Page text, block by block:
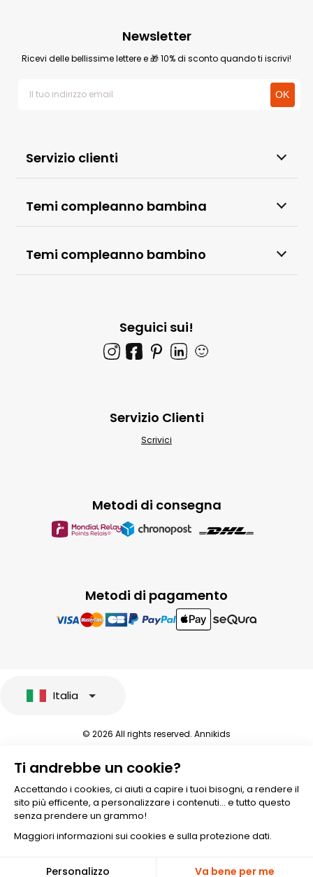
Servizio clienti
Temi compleanno bambina
Temi compleanno bambino
Newsletter
Ricevi delle bellissime lettere e 🎁 10% di sconto quando ti iscrivi!
Seguici sui!
🙂
Metodi di pagamento
Metodi di consegna
Servizio Clienti
Scrivici
Ti andrebbe un cookie?
Accettando i cookies, ci aiuti a capire i tuoi bisogni, a rendere il
sito più efficente, a personalizzare i contenuti... e tutto questo
senza prendere un grammo!
Maggiori informazioni sui cookies e sulla protezione dati.
Personalizzo Va bene per me
Italia
© 2026 All rights reserved. Annikids
-10%🎁